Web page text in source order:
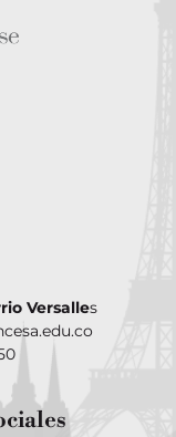
Versalles